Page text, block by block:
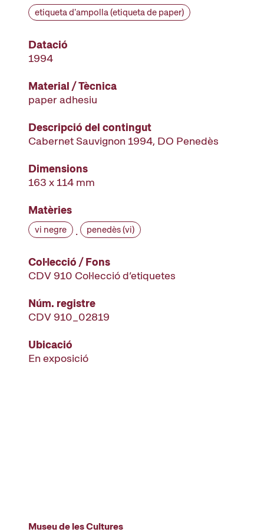
etiqueta d'ampolla (etiqueta de paper)
Datació
1994
Material / Tècnica
paper adhesiu
Descripció del contingut
Cabernet Sauvignon 1994, DO Penedès
Dimensions
163 x 114 mm
Matèries
vi negre · penedès (vi)
Col·lecció / Fons
CDV 910 Col·lecció d’etiquetes
Núm. registre
CDV 910_02819
Ubicació
En exposició
Museu de les Cultures